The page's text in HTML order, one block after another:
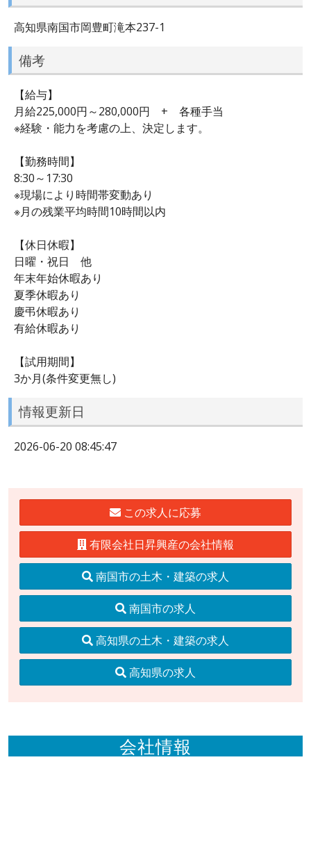
高知県南国市岡豊町滝本237-1
備考
【給与】
月給225,000円～280,000円 + 各種手当
※経験・能力を考慮の上、決定します。
【勤務時間】
8:30～17:30
※現場により時間帯変動あり
※月の残業平均時間10時間以内
【休日休暇】
日曜・祝日 他
年末年始休暇あり
夏季休暇あり
慶弔休暇あり
有給休暇あり
【試用期間】
3か月(条件変更無し)
情報更新日
2026-06-20 08:45:47
この求人に応募
有限会社日昇興産の会社情報
南国市の土木・建築の求人
南国市の求人
高知県の土木・建築の求人
高知県の求人
会社情報